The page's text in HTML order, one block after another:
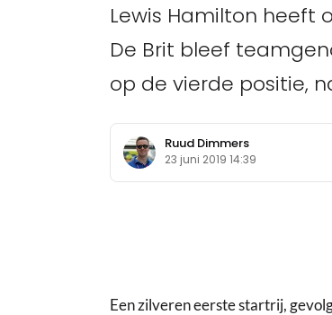
Lewis Hamilton heeft
De Brit bleef
op de vierde positie,
Ruud Dimmers
23 juni 2019 14:39
Een zilveren eerste startrij,